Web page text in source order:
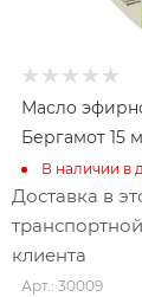
Масло
Бергамот 15
В наличии в
Доставка в
клиента
Арт.: 30009